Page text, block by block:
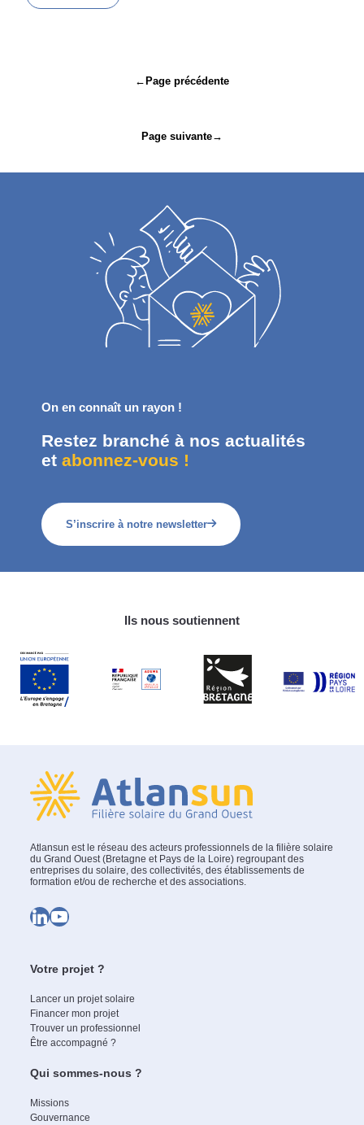
←Page précédente
Page suivante→
On en connaît un rayon !
Restez branché à nos actualités
etabonnez-vous !
S’inscrire à notre newsletter
Ils nous soutiennent
Atlansun est le réseau des acteurs professionnels de la filière solaire
du Grand Ouest (Bretagne et Pays de la Loire) regroupant des
entreprises du solaire, des collectivités, des établissements de
formation et/ou de recherche et des associations.
LinkedIn
YouTube
Votre projet ?
Lancer un projet solaire
Financer mon projet
Trouver un professionnel
Être accompagné ?
Qui sommes-nous ?
Missions
Gouvernance